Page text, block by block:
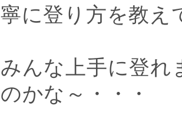
寧に登り方を教え
みんな上手に登れ
のかな～・・・